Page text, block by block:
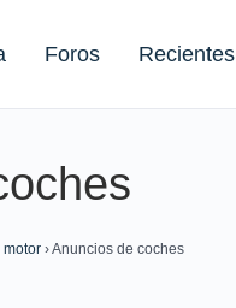
Foros Recientes
motor ›Anuncios de coches